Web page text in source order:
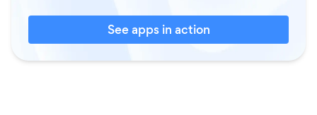
See apps in action